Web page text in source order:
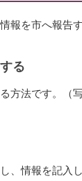
報を市へ報告
る
方法です。（
、情報を記入